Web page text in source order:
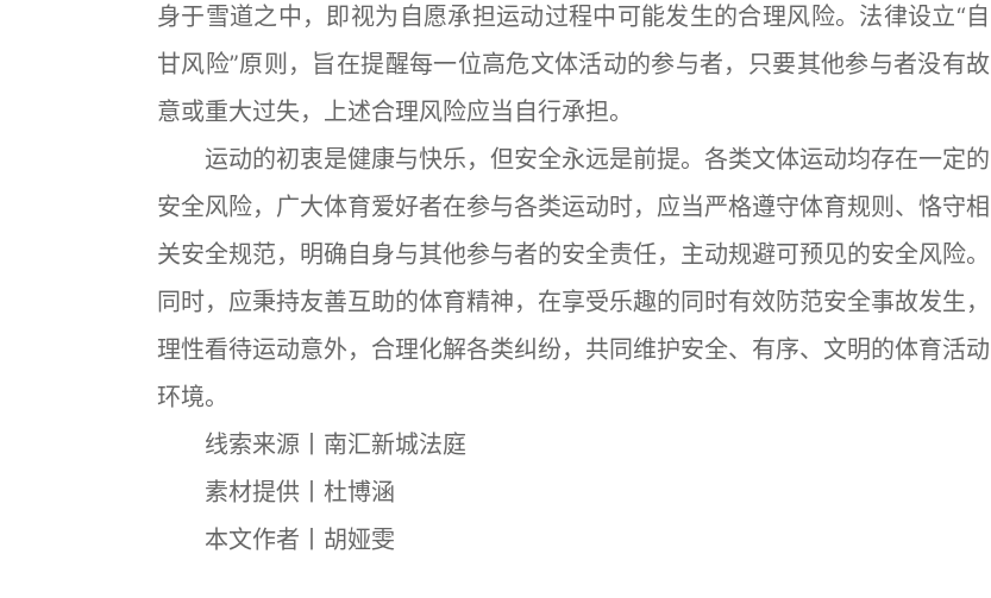
身于雪道之中，即视为自愿承担运动过程中可能发生的合理风险。法律设立“自
甘风险”原则，旨在提醒每一位高危文体活动的参与者，只要其他参与者没有故
意或重大过失，上述合理风险应当自行承担。
运动的初衷是健康与快乐，但安全永远是前提。各类文体运动均存在一定的
安全风险，广大体育爱好者在参与各类运动时，应当严格遵守体育规则、恪守相
关安全规范，明确自身与其他参与者的安全责任，主动规避可预见的安全风险。
同时，应秉持友善互助的体育精神，在享受乐趣的同时有效防范安全事故发生，
理性看待运动意外，合理化解各类纠纷，共同维护安全、有序、文明的体育活动
环境。
线索来源丨南汇新城法庭
素材提供丨杜博涵
本文作者丨胡娅雯